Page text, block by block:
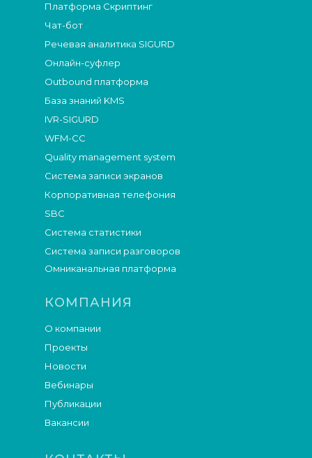
КОМПАНИЯ
Платформа Скриптинг
Чат-бот
Речевая аналитика SIGURD
Онлайн-суфлер
Outbound платформа
IVR-SIGURD
WFM-СС
О компании
Публикации
Вебинары
Новости
Вакансии
База знаний KMS
Quality management system
Система записи экранов
Проекты
Корпоративная телефония
SBC
Система статистики
Система записи разговоров
Омниканальная платформа